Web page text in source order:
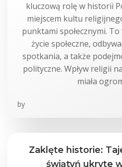
kluczową rolę w historii
miejscem kultu
punktami społecznymi. To
życie społeczne,
spotkania, a także
polityczne. Wpływ religii
miała
by
Zaklęte historie:
świątyń ukryte